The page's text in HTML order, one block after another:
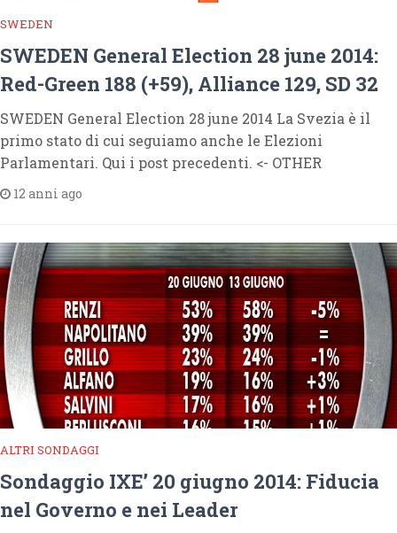
SWEDEN
SWEDEN General Election 28 june 2014:
Red-Green 188 (+59), Alliance 129, SD 32
SWEDEN General Election 28 june 2014 La Svezia è il
primo stato di cui seguiamo anche le Elezioni
Parlamentari. Qui i post precedenti. <- OTHER
12 anni ago
ALTRI SONDAGGI
Sondaggio IXE’ 20 giugno 2014: Fiducia
nel Governo e nei Leader